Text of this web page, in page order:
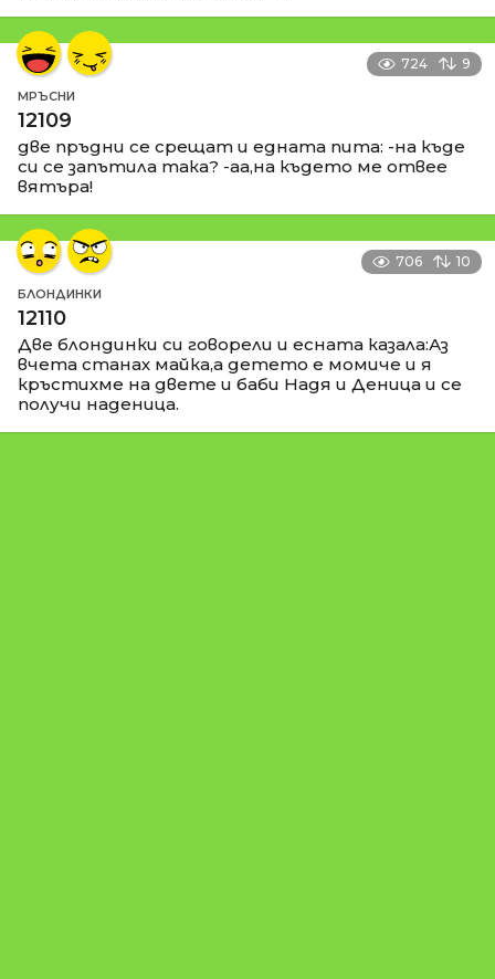
724 9
МРЪСНИ
12109
две пръдни се срещат и едната пита: -на къде
си се запътила така? -аа,на където ме отвее
вятъра!
706 10
БЛОНДИНКИ
12110
Две блондинки си говорели и есната казала:Аз
вчета станах майка,а детето е момиче и я
кръстихме на двете и баби Надя и Деница и се
получи наденица.